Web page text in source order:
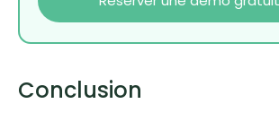
Conclusion